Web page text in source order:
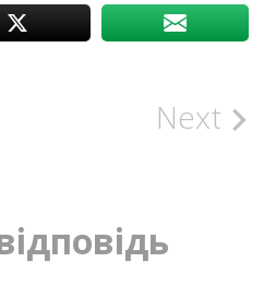
Next